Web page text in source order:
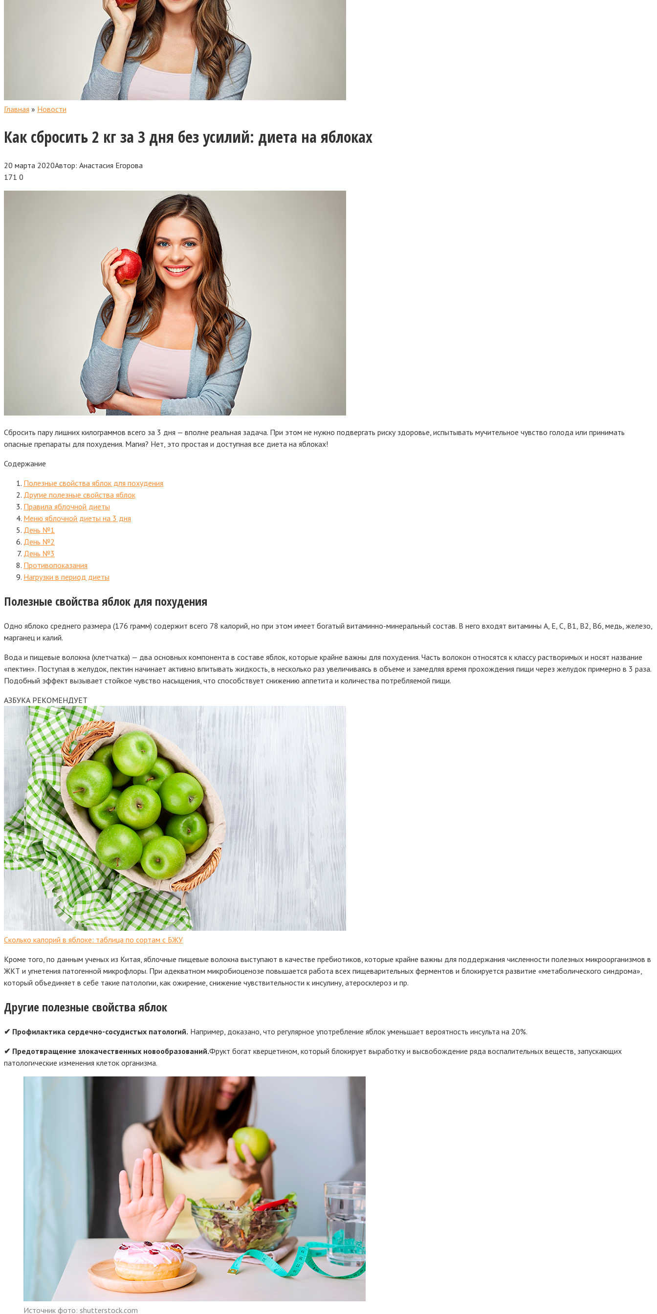
Главная » Новости
Как сбросить 2 кг за 3 дня без усилий: диета на яблоках
20 марта 2020Автор: Анастасия Егорова
171 0
Сбросить пару лишних килограммов всего за 3 дня — вполне реальная задача. При этом не нужно подвергать риску здоровье, испытывать мучительное чувство голода или принимать
опасные препараты для похудения. Магия? Нет, это простая и доступная все диета на яблоках!
Содержание
Полезные свойства яблок для похудения
Другие полезные свойства яблок
Правила яблочной диеты
Меню яблочной диеты на 3 дня
День №1
День №2
День №3
Противопоказания
Нагрузки в период диеты
Полезные свойства яблок для похудения
Одно яблоко среднего размера (176 грамм) содержит всего 78 калорий, но при этом имеет богатый витаминно-минеральный состав. В него входят витамины А, Е, С, В1, В2, В6, медь, железо,
марганец и калий.
Вода и пищевые волокна (клетчатка) — два основных компонента в составе яблок, которые крайне важны для похудения. Часть волокон относятся к классу растворимых и носят название
«пектин». Поступая в желудок, пектин начинает активно впитывать жидкость, в несколько раз увеличиваясь в объеме и замедляя время прохождения пищи через желудок примерно в 3 раза.
Подобный эффект вызывает стойкое чувство насыщения, что способствует снижению аппетита и количества потребляемой пищи.
АЗБУКА РЕКОМЕНДУЕТ
Сколько калорий в яблоке: таблица по сортам с БЖУ
Кроме того, по данным ученых из Китая, яблочные пищевые волокна выступают в качестве пребиотиков, которые крайне важны для поддержания численности полезных микроорганизмов в
ЖКТ и угнетения патогенной микрофлоры. При адекватном микробиоценозе повышается работа всех пищеварительных ферментов и блокируется развитие «метаболического синдрома»,
который объединяет в себе такие патологии, как ожирение, снижение чувствительности к инсулину, атеросклероз и пр.
Другие полезные свойства яблок
✔ Профилактика сердечно-сосудистых патологий. Например, доказано, что регулярное употребление яблок уменьшает вероятность инсульта на 20%.
✔ Предотвращение злокачественных новообразований.Фрукт богат кверцетином, который блокирует выработку и высвобождение ряда воспалительных веществ, запускающих
патологические изменения клеток организма.
Источник фото: shutterstock.com